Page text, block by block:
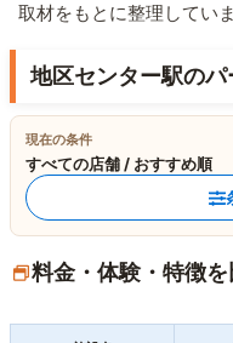
取材をもとに整理していま
地区センター駅の
現在の条件
すべての店舗 / おすすめ順
料金・体験・特徴を